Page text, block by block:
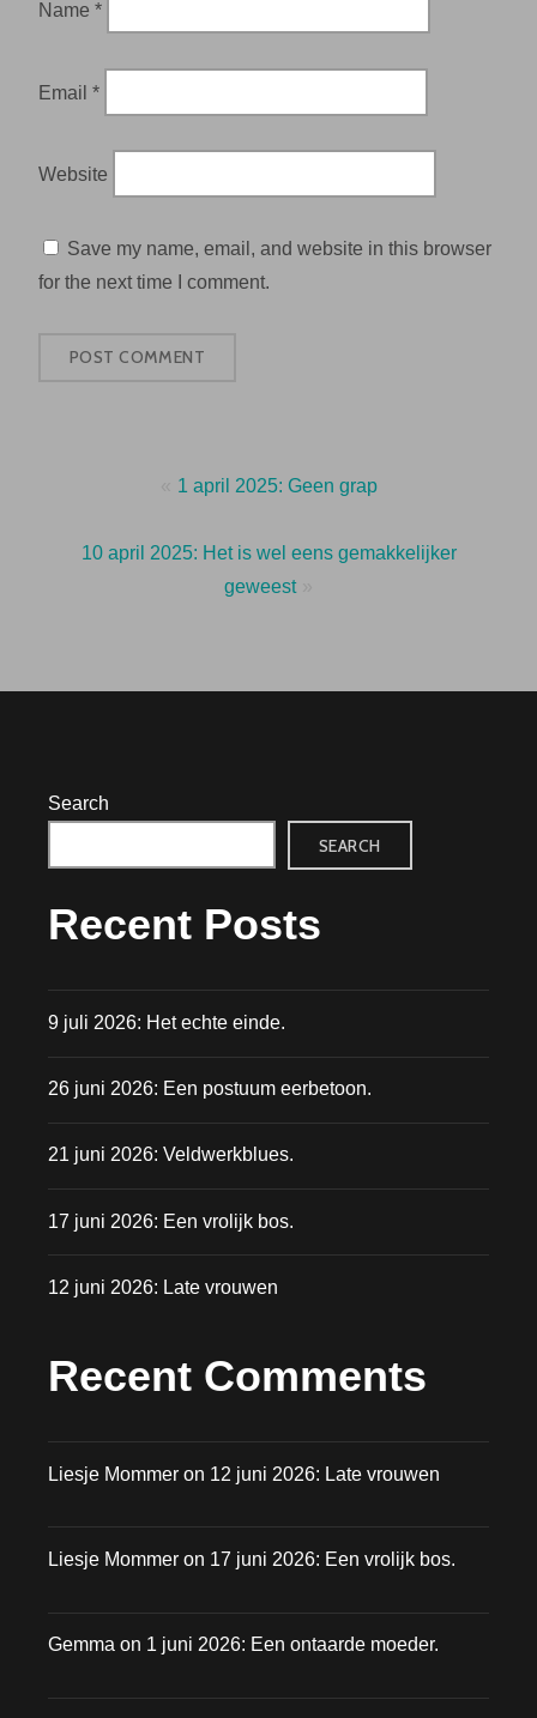
Name *
Email *
Website
Save my name, email, and website in this browser
for the next time I comment.
navigation
1 april 2025: Geen grap
10 april 2025: Het is wel eens gemakkelijker
geweest
Search
SEARCH
Recent Posts
9 juli 2026: Het echte einde.
26 juni 2026: Een postuum eerbetoon.
21 juni 2026: Veldwerkblues.
17 juni 2026: Een vrolijk bos.
12 juni 2026: Late vrouwen
Recent Comments
Liesje Mommer on 12 juni 2026: Late vrouwen
Liesje Mommer on 17 juni 2026: Een vrolijk bos.
Gemma on 1 juni 2026: Een ontaarde moeder.